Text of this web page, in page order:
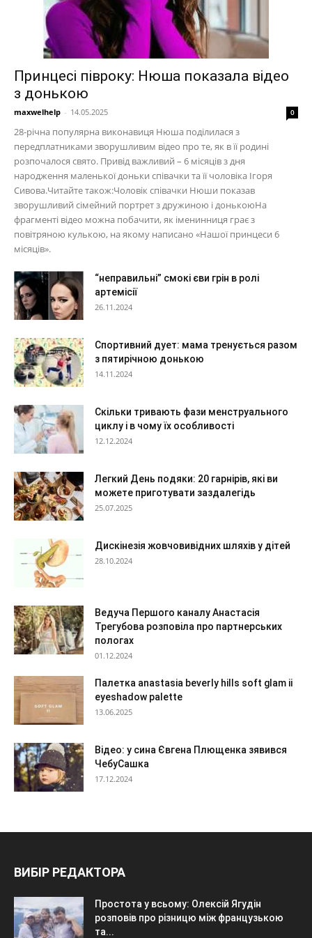
Принцесі півроку: Нюша показала відео
з донькою
maxwelhelp - 14.05.2025 0
28-річна популярна виконавиця Нюша поділилася з
передплатниками зворушливим відео про те, як в її родині
розпочалося свято. Привід важливий – 6 місяців з дня
народження маленької доньки співачки та її чоловіка Ігоря
Сивова.Читайте також:Чоловік співачки Нюши показав
зворушливий сімейний портрет з дружиною і донькоюНа
фрагменті відео можна побачити, як іменинниця грає з
повітряною кулькою, на якому написано «Нашої принцеси 6
місяців».
“неправильні” смокі єви грін в ролі
артемісії
26.11.2024
Спортивний дует: мама тренується разом
з пятирічною донькою
14.11.2024
Скільки тривають фази менструального
циклу і в чому їх особливості
12.12.2024
Легкий День подяки: 20 гарнірів, які ви
можете приготувати заздалегідь
25.07.2025
Дискінезія жовчовивідних шляхів у дітей
28.10.2024
Ведуча Першого каналу Анастасія
Трегубова розповіла про партнерських
пологах
01.12.2024
Палетка anastasia beverly hills soft glam ii
eyeshadow palette
13.06.2025
Відео: у сина Євгена Плющенка зявився
ЧебуСашка
17.12.2024
ВИБІР РЕДАКТОРА
Простота у всьому: Олексій Ягудін
розповів про різницю між французькою
та...